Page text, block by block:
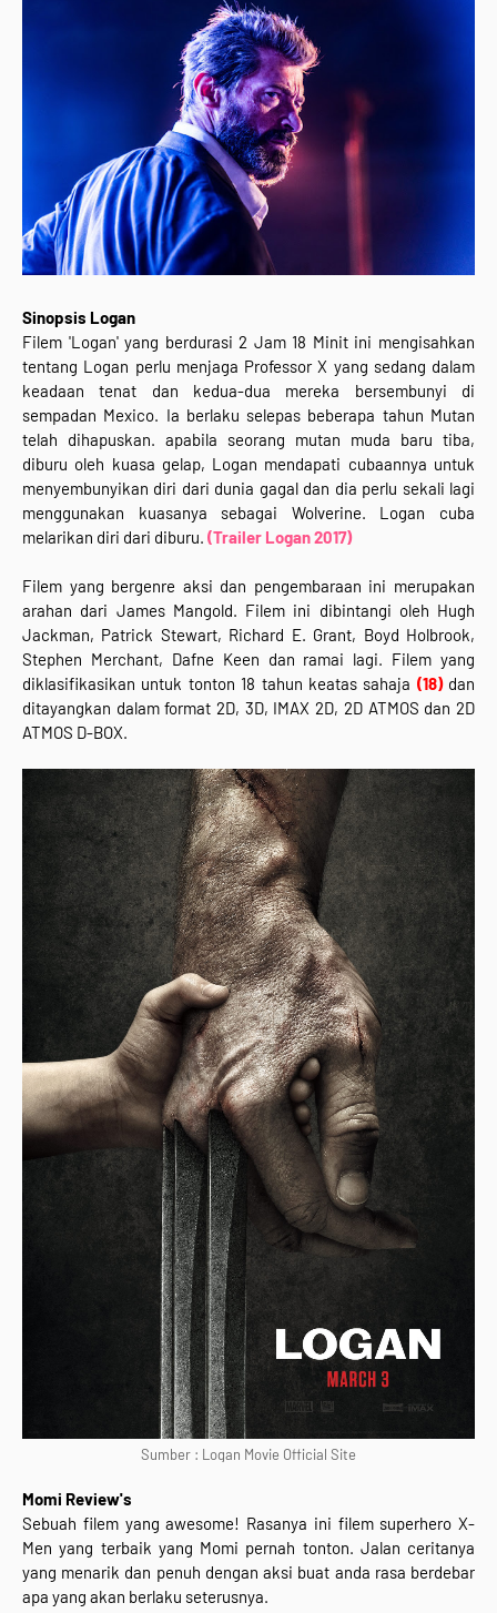
Sinopsis Logan
Filem 'Logan' yang berdurasi 2 Jam 18 Minit ini mengisahkan
tentang Logan perlu menjaga Professor X yang sedang dalam
keadaan tenat dan kedua-dua mereka bersembunyi di
sempadan Mexico. Ia berlaku selepas beberapa tahun Mutan
telah dihapuskan. apabila seorang mutan muda baru tiba,
diburu oleh kuasa gelap, Logan mendapati cubaannya untuk
menyembunyikan diri dari dunia gagal dan dia perlu sekali lagi
menggunakan kuasanya sebagai Wolverine. Logan cuba
melarikan diri dari diburu. (Trailer Logan 2017)
Filem yang bergenre aksi dan pengembaraan ini merupakan
arahan dari James Mangold. Filem ini dibintangi oleh Hugh
Jackman, Patrick Stewart, Richard E. Grant, Boyd Holbrook,
Stephen Merchant, Dafne Keen dan ramai lagi. Filem yang
diklasifikasikan untuk tonton 18 tahun keatas sahaja (18)dan
ditayangkan dalam format 2D, 3D, IMAX 2D, 2D ATMOS dan 2D
ATMOS D-BOX.
Sumber : Logan Movie Official Site
Momi Review's
Sebuah filem yang awesome! Rasanya ini filem superhero X-
Men yang terbaik yang Momi pernah tonton. Jalan ceritanya
yang menarik dan penuh dengan aksi buat anda rasa berdebar
apa yang akan berlaku seterusnya.